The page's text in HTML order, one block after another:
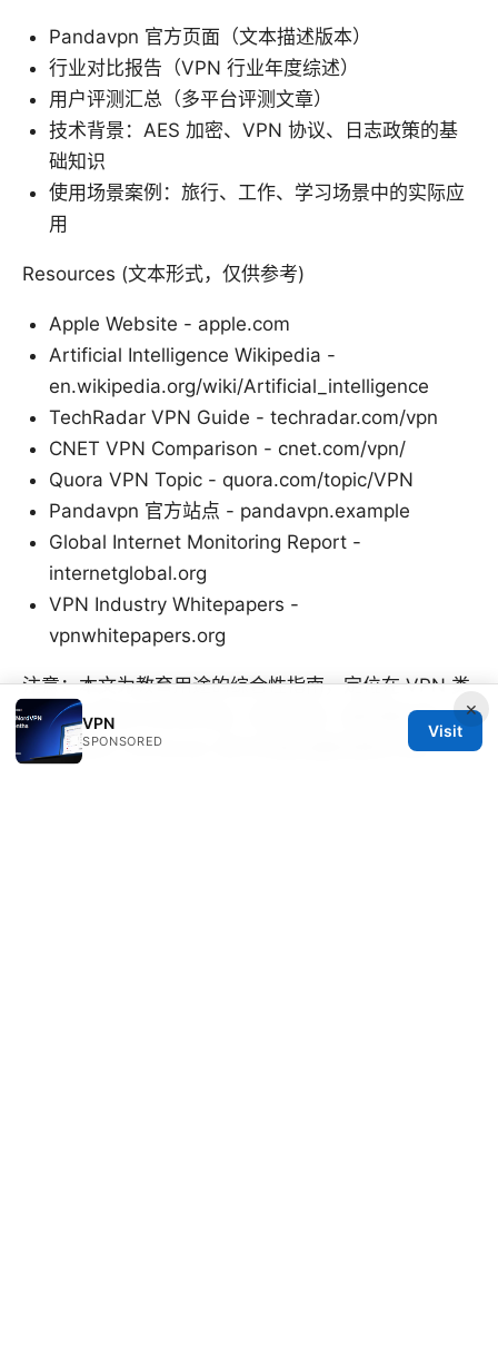
Pandavpn 官方页面（文本描述版本）
行业对比报告（VPN 行业年度综述）
用户评测汇总（多平台评测文章）
技术背景：AES 加密、VPN 协议、日志政策的基
础知识
使用场景案例：旅行、工作、学习场景中的实际应
用
Resources (文本形式，仅供参考)
Apple Website - apple.com
Artificial Intelligence Wikipedia -
en.wikipedia.org/wiki/Artificial_intelligence
TechRadar VPN Guide - techradar.com/vpn
CNET VPN Comparison - cnet.com/vpn/
Quora VPN Topic - quora.com/topic/VPN
Pandavpn 官方站点 - pandavpn.example
Global Internet Monitoring Report -
internetglobal.org
VPN Industry Whitepapers -
vpnwhitepapers.org
注意：本文为教育用途的综合性指南，定位在 VPN 类
别的知识普及与应用实操，具体价格、服务器名单、功
能细节请以 Pandavpn 官方页面及最新更新为准。
×
VPN
SPONSORED
Visit